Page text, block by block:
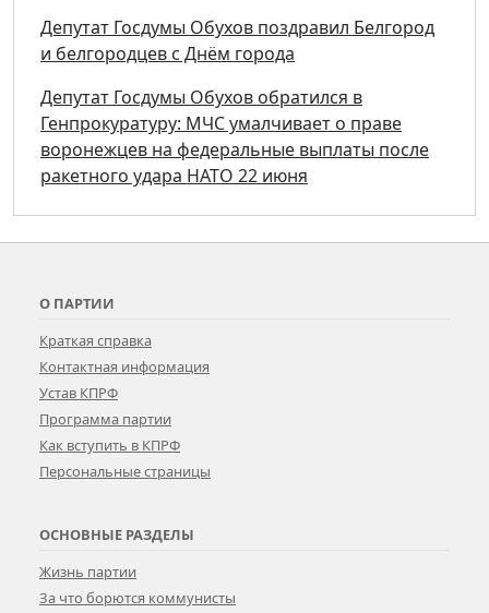
Депутат Госдумы Обухов поздравил Белгород
и белгородцев с Днём города
Депутат Госдумы Обухов обратился в
Генпрокуратуру: МЧС умалчивает о праве
воронежцев на федеральные выплаты после
ракетного удара НАТО 22 июня
О ПАРТИИ
Краткая справка
Контактная информация
Устав КПРФ
Программа партии
Как вступить в КПРФ
Персональные страницы
ОСНОВНЫЕ РАЗДЕЛЫ
Жизнь партии
За что борются коммунисты